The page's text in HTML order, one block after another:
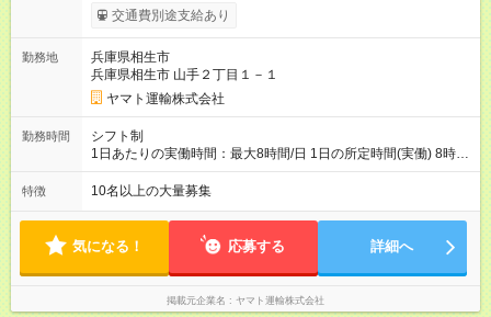
地によって異なる 加えて、インセンティブ・超勤手当・通勤手
当・扶養手当など各種手当が充実しています。 【試用期間】試
と同じです。
交通費別途支給あり
勤務地
兵庫県相生市
兵庫県相生市 山手２丁目１－１
ヤマト運輸株式会社
勤務時間
シフト制
1日あたりの実働時間：最大8時間/日 1日の所定時間(実働) 8時
間 週所定40時間 月間所定時間 165時間（残業時間25時間程
度） 年間所定時間 1，976時間（残業時間300時間程度） 【シ
勤務交番表(シフト制／15日締め)により定める ※法定労働時間に
よる管理
特徴 10名以上の大量募集
気になる！ 応募する 詳細へ
掲載元企業名 ヤマト運輸株式会社